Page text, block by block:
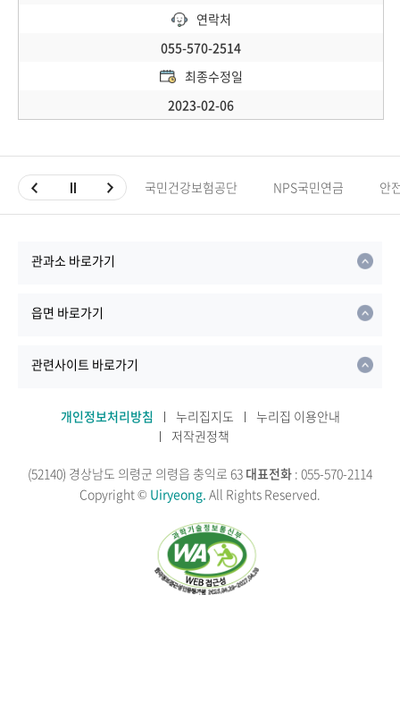
연락처
055-570-2514
최종수정일
2023-02-06
국민건강보험공단 NPS국민연금 안
관과소 바로가기
읍면 바로가기
관련사이트 바로가기
개인정보처리방침 누리집지도
누리집 이용안내
저작권정책
(52140) 경상남도 의령군 의령읍 충익로 63 대표전화 : 055-570-2114
Copyright © Uiryeong. All Rights Reserved.